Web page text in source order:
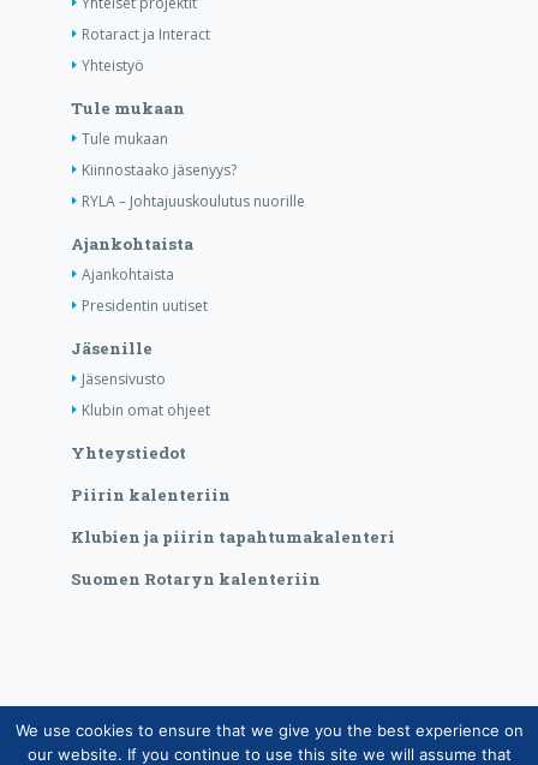
Rotaract ja Interact
Yhteistyö
Tule mukaan
Tule mukaan
Kiinnostaako jäsenyys?
RYLA – Johtajuuskoulutus nuorille
Ajankohtaista
Ajankohtaista
Presidentin uutiset
Jäsenille
Jäsensivusto
Klubin omat ohjeet
Yhteystiedot
Piirin kalenteriin
Klubien ja piirin tapahtumakalenteri
Suomen Rotaryn kalenteriin
Copyright © Suomen Rotarypalvelu ry 2026 |
We use cookies to ensure that we give you the best experience on
our website. If you continue to use this site we will assume that